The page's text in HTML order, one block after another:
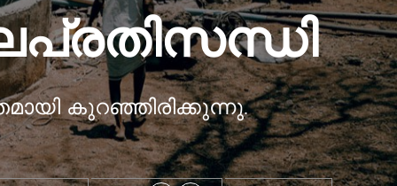
കുറഞ്ഞിരിക്കുന്നു.